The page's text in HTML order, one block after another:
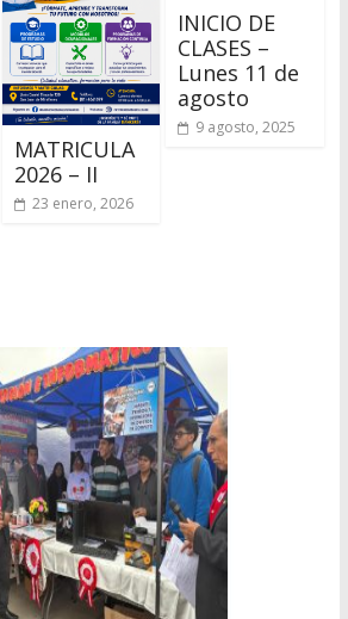
MATRICULA
2026 – II
23 enero, 2026
INICIO DE
CLASES –
Lunes 11 de
agosto
9 agosto, 2025